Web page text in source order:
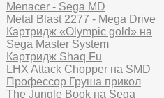
Menacer - Sega MD
Metal Blast 2277 - Mega Drive
Картридж «Olympic gold» на
Sega Master System
Картридж Shaq Fu
LHX Attack Chopper на SMD
Профессор Груша прикол
The Jungle Book на Sega